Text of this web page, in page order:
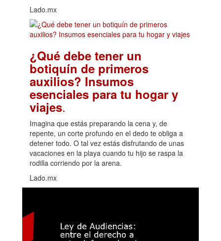
Lado.mx
¿Qué debe tener un
botiquín de primeros
auxilios? Insumos
esenciales para tu hogar y
viajes.
Imagina que estás preparando la cena y, de
repente, un corte profundo en el dedo te obliga a
detener todo. O tal vez estás disfrutando de unas
vacaciones en la playa cuando tu hijo se raspa la
rodilla corriendo por la arena.
Lado.mx